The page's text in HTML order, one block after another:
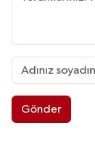
Gönder